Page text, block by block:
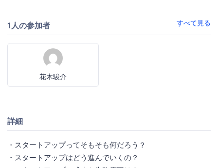
1人の参加者 すべて見る
花木駿介
詳細
・スタートアップってそもそも何だろう？
・スタートアップはどう進んでいくの？